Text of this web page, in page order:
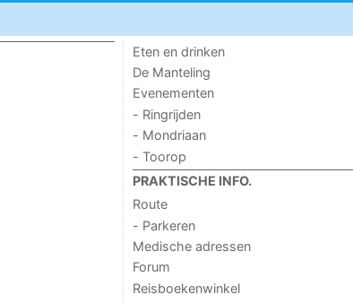
Eten en drinken
De Manteling
Evenementen
- Ringrijden
- Mondriaan
- Toorop
PRAKTISCHE INFO.
Route
- Parkeren
Medische adressen
Forum
Reisboekenwinkel